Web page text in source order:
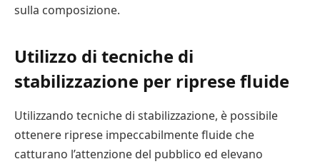
sulla composizione.
Utilizzo di tecniche di
stabilizzazione per riprese fluide
Utilizzando tecniche di stabilizzazione, è possibile
ottenere riprese impeccabilmente fluide che
catturano l’attenzione del pubblico ed elevano